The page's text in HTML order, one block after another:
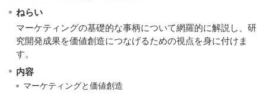
ねらい
マーケティングの基礎的な事柄について網羅的に解説し、研
究開発成果を価値創造につなげるための視点を身に付けま
す。
内容
マーケティングと価値創造